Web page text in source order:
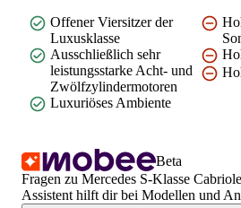
Offener Viersitzer der
Luxusklasse
Ausschließlich sehr
leistungsstarke Acht- und
Zwölfzylindermotoren
Luxuriöses Ambiente
Beta
Fragen zu Mercedes S-Klasse
Assistent hilft dir bei Modellen und